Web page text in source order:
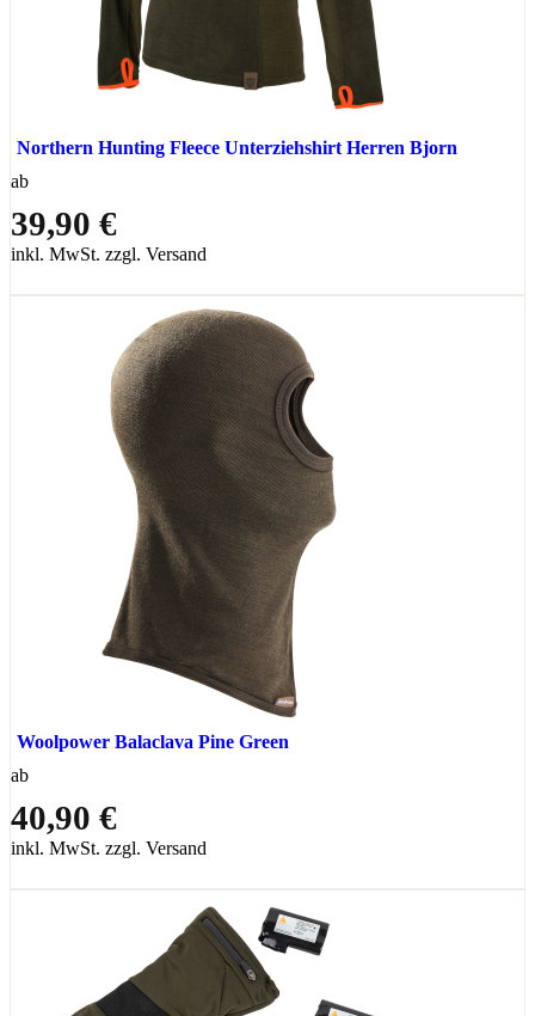
Northern Hunting Fleece Unterziehshirt Herren Bjorn
ab
39,90 €
inkl. MwSt. zzgl. Versand
Woolpower Balaclava Pine Green
ab
40,90 €
inkl. MwSt. zzgl. Versand